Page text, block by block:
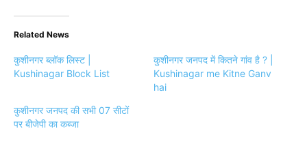
Related News
कुशीनगर ब्लॉक लिस्ट |
Kushinagar Block List
कुशीनगर जनपद में कितने गांव है ? |
Kushinagar me Kitne Ganv
hai
कुशीनगर जनपद की सभी 07 सीटों
पर बीजेपी का कब्जा